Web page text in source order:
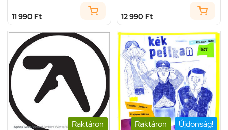
11 990 Ft 12 990 Ft
Raktáron Raktáron Újdonság!